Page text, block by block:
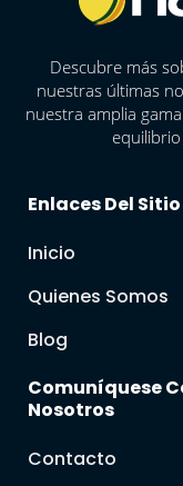
Descubre más
nuestras últimas
nuestra amplia
Enlaces Del Sitio
Inicio
Quienes Somos
Blog
Comuníquese
Nosotros
Contacto